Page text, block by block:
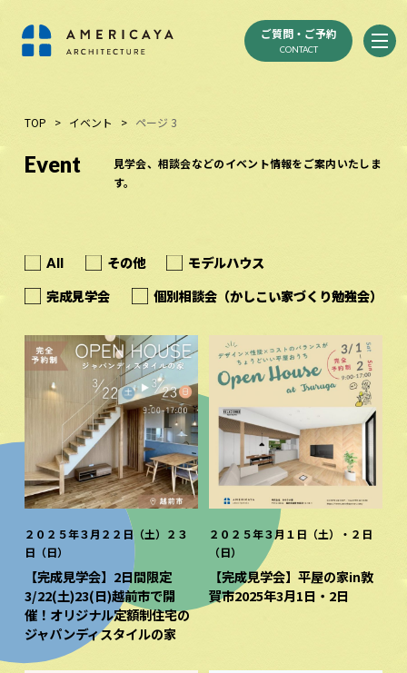
ご質問・ご予約
CONTACT
TOP > イベント > ページ 3
Event
見学会、相談会などのイベント情報をご案内いたしま
す。
All その他 モデルハウス
完成見学会 個別相談会（かしこい家づくり勉強会）
２０２５年３月２２日（土）２３
日（日）
【完成見学会】2日間限定
3/22(土)23(日)越前市で開
催！オリジナル定額制住宅の
ジャパンディスタイルの家
２０２５年３月１日（土）・２日
（日）
【完成見学会】平屋の家in敦
賀市2025年3月1日・2日